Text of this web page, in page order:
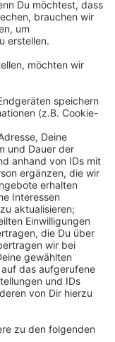
L572 vom
Bauabschnitt
dem
drei
erhalten die
fahren zu
vom
Hagelsweg,
Die überörtliche
und
Radfahrer
geführt.
September